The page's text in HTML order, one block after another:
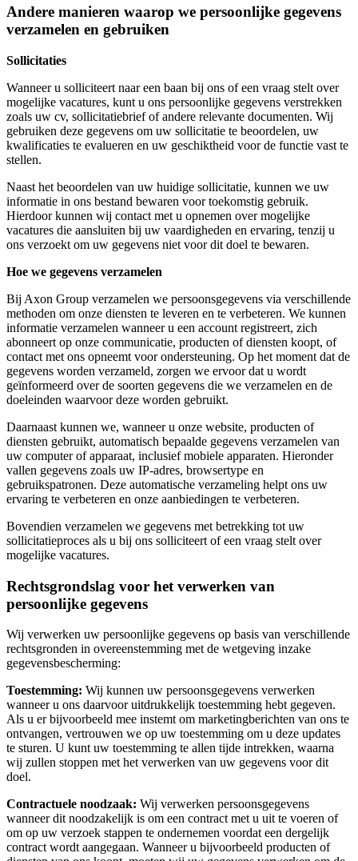
Andere manieren waarop we persoonlijke gegevens
verzamelen en gebruiken
Sollicitaties
Wanneer u solliciteert naar een baan bij ons of een vraag stelt over
mogelijke vacatures, kunt u ons persoonlijke gegevens verstrekken
zoals uw cv, sollicitatiebrief of andere relevante documenten. Wij
gebruiken deze gegevens om uw sollicitatie te beoordelen, uw
kwalificaties te evalueren en uw geschiktheid voor de functie vast te
stellen.
Naast het beoordelen van uw huidige sollicitatie, kunnen we uw
informatie in ons bestand bewaren voor toekomstig gebruik.
Hierdoor kunnen wij contact met u opnemen over mogelijke
vacatures die aansluiten bij uw vaardigheden en ervaring, tenzij u
ons verzoekt om uw gegevens niet voor dit doel te bewaren.
Hoe we gegevens verzamelen
Bij Axon Group verzamelen we persoonsgegevens via verschillende
methoden om onze diensten te leveren en te verbeteren. We kunnen
informatie verzamelen wanneer u een account registreert, zich
abonneert op onze communicatie, producten of diensten koopt, of
contact met ons opneemt voor ondersteuning. Op het moment dat de
gegevens worden verzameld, zorgen we ervoor dat u wordt
geïnformeerd over de soorten gegevens die we verzamelen en de
doeleinden waarvoor deze worden gebruikt.
Daarnaast kunnen we, wanneer u onze website, producten of
diensten gebruikt, automatisch bepaalde gegevens verzamelen van
uw computer of apparaat, inclusief mobiele apparaten. Hieronder
vallen gegevens zoals uw IP-adres, browsertype en
gebruikspatronen. Deze automatische verzameling helpt ons uw
ervaring te verbeteren en onze aanbiedingen te verbeteren.
Bovendien verzamelen we gegevens met betrekking tot uw
sollicitatieproces als u bij ons solliciteert of een vraag stelt over
mogelijke vacatures.
Rechtsgrondslag voor het verwerken van
persoonlijke gegevens
Wij verwerken uw persoonlijke gegevens op basis van verschillende
rechtsgronden in overeenstemming met de wetgeving inzake
gegevensbescherming:
Toestemming: Wij kunnen uw persoonsgegevens verwerken
wanneer u ons daarvoor uitdrukkelijk toestemming hebt gegeven.
Als u er bijvoorbeeld mee instemt om marketingberichten van ons te
ontvangen, vertrouwen we op uw toestemming om u deze updates
te sturen. U kunt uw toestemming te allen tijde intrekken, waarna
wij zullen stoppen met het verwerken van uw gegevens voor dit
doel.
Contractuele noodzaak: Wij verwerken persoonsgegevens
wanneer dit noodzakelijk is om een contract met u uit te voeren of
om op uw verzoek stappen te ondernemen voordat een dergelijk
contract wordt aangegaan. Wanneer u bijvoorbeeld producten of